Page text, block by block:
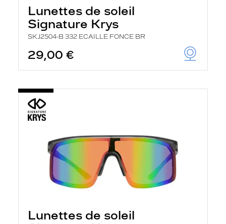
Lunettes de soleil
Signature Krys
SKJ2504-B 332 ECAILLE FONCE BR
29,00 €
Lunettes de soleil